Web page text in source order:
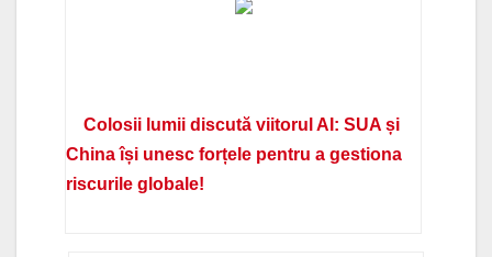
Colosii lumii discută viitorul AI: SUA și
China își unesc forțele pentru a gestiona
riscurile globale!